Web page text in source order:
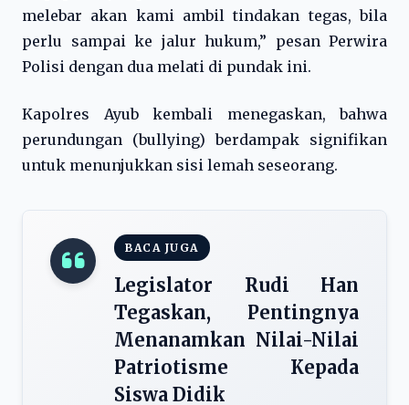
melebar akan kami ambil tindakan tegas, bila
perlu sampai ke jalur hukum,” pesan Perwira
Polisi dengan dua melati di pundak ini.
Kapolres Ayub kembali menegaskan, bahwa
perundungan (bullying) berdampak signifikan
untuk menunjukkan sisi lemah seseorang.
BACA JUGA
Legislator Rudi Han
Tegaskan, Pentingnya
Menanamkan Nilai-Nilai
Patriotisme Kepada
Siswa Didik